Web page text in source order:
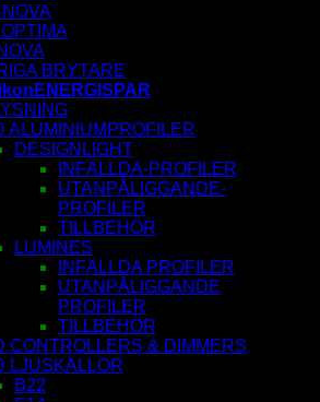
NOVA
BRYTARE
ENERGISPAR
ALUMINIUMPROFILER
DESIGNLIGHT
INFÄLLDA-PROFILER
UTANPÅLIGGANDE-
PROFILER
TILLBEHÖR
LUMINES
INFÄLLDA PROFILER
UTANPÅLIGGANDE
PROFILER
TILLBEHÖR
CONTROLLERS & DIMMERS
LJUSKÄLLOR
B22